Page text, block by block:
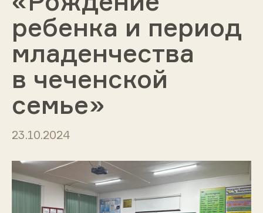
ребенка и период
младенчества
в чеченской
семье»
23.10.2024